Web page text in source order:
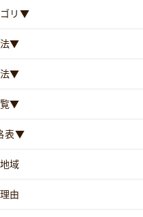
リ▼
▼
▼
▼
表▼
域
由